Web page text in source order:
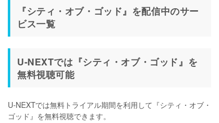
『シティ・オブ・ゴッド』を配信中のサー
ビス一覧
U-NEXTでは『シティ・オブ・ゴッド』を
無料視聴可能
U-NEXTでは無料トライアル期間を利用して『シティ・オブ・
ゴッド』を無料視聴できます。